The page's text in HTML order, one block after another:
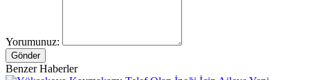
Yorumunuz:
Gönder
Benzer Haberler